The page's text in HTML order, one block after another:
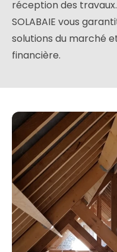
réception des
SOLABAIE vous
solutions du marché
financière.